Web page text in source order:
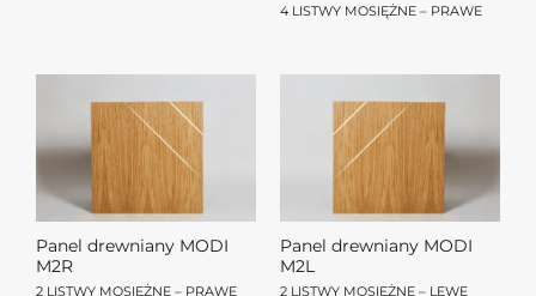
4 LISTWY MOSIĘŻNE – PRAWE
Panel drewniany MODI
M2R
2 LISTWY MOSIĘŻNE – PRAWE
Panel drewniany MODI
M2L
2 LISTWY MOSIĘŻNE – LEWE